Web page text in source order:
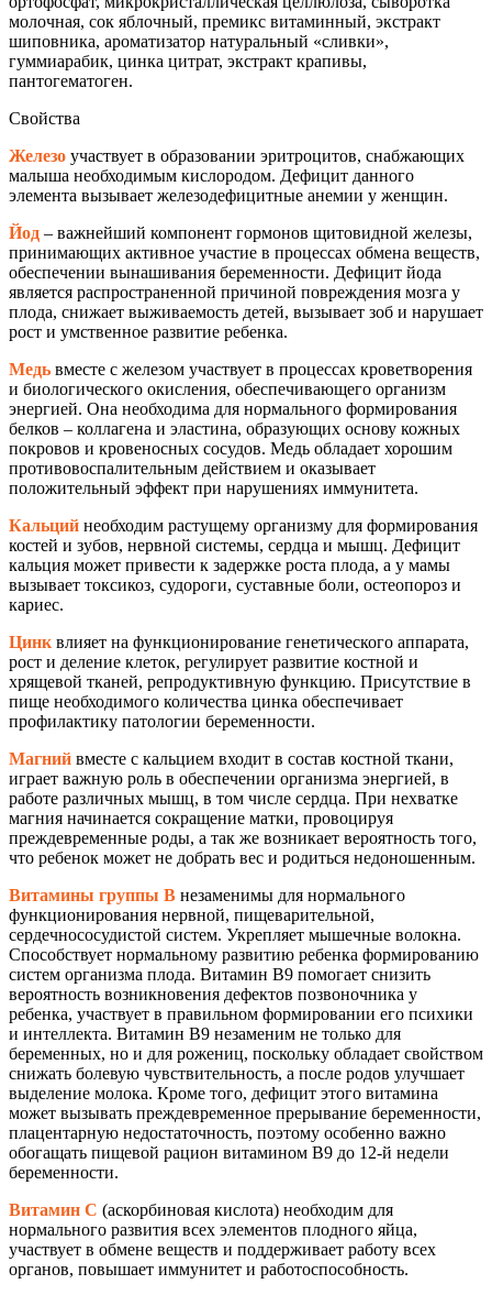
молочная, сок яблочный, премикс витаминный, экстракт
шиповника, ароматизатор натуральный «сливки»,
гуммиарабик, цинка цитрат, экстракт крапивы,
пантогематоген.
Свойства
Железо участвует в образовании эритроцитов, снабжающих
малыша необходимым кислородом. Дефицит данного
элемента вызывает железодефицитные анемии у женщин.
Йод – важнейший компонент гормонов щитовидной железы,
принимающих активное участие в процессах обмена веществ,
обеспечении вынашивания беременности. Дефицит йода
является распространенной причиной повреждения мозга у
плода, снижает выживаемость детей, вызывает зоб и нарушает
рост и умственное развитие ребенка.
Медь вместе с железом участвует в процессах кроветворения
и биологического окисления, обеспечивающего организм
энергией. Она необходима для нормального формирования
белков – коллагена и эластина, образующих основу кожных
покровов и кровеносных сосудов. Медь обладает хорошим
противовоспалительным действием и оказывает
положительный эффект при нарушениях иммунитета.
Кальций необходим растущему организму для формирования
костей и зубов, нервной системы, сердца и мышц. Дефицит
кальция может привести к задержке роста плода, а у мамы
вызывает токсикоз, судороги, суставные боли, остеопороз и
кариес.
Цинк влияет на функционирование генетического аппарата,
рост и деление клеток, регулирует развитие костной и
хрящевой тканей, репродуктивную функцию. Присутствие в
пище необходимого количества цинка обеспечивает
профилактику патологии беременности.
Магний вместе с кальцием входит в состав костной ткани,
играет важную роль в обеспечении организма энергией, в
работе различных мышц, в том числе сердца. При нехватке
магния начинается сокращение матки, провоцируя
преждевременные роды, а так же возникает вероятность того,
что ребенок может не добрать вес и родиться недоношенным.
Витамины группы B незаменимы для нормального
функционирования нервной, пищеварительной,
сердечнососудистой систем. Укрепляет мышечные волокна.
Способствует нормальному развитию ребенка формированию
систем организма плода. Витамин В9 помогает снизить
вероятность возникновения дефектов позвоночника у
ребенка, участвует в правильном формировании его психики
и интеллекта. Витамин В9 незаменим не только для
беременных, но и для рожениц, поскольку обладает свойством
снижать болевую чувствительность, а после родов улучшает
выделение молока. Кроме того, дефицит этого витамина
может вызывать преждевременное прерывание беременности,
плацентарную недостаточность, поэтому особенно важно
обогащать пищевой рацион витамином В9 до 12-й недели
беременности.
Витамин С (аскорбиновая кислота) необходим для
нормального развития всех элементов плодного яйца,
участвует в обмене веществ и поддерживает работу всех
органов, повышает иммунитет и работоспособность.